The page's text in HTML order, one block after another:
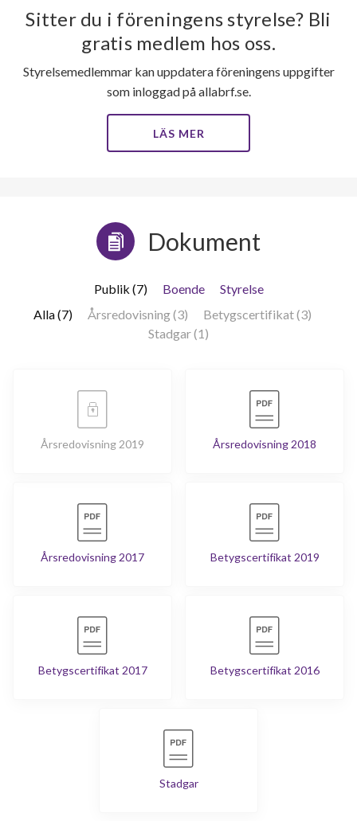
Sitter du i föreningens styrelse? Bli
gratis medlem hos oss.
Styrelsemedlemmar kan uppdatera föreningens uppgifter
som inloggad på allabrf.se.
LÄS MER
Dokument
Publik (7) Boende
Styrelse
Alla (7)
Årsredovisning (3)
Betygscertifikat (3)
Stadgar (1)
Årsredovisning 2019 Årsredovisning 2018
Årsredovisning 2017 Betygscertifikat 2019
Betygscertifikat 2017 Betygscertifikat 2016
Stadgar